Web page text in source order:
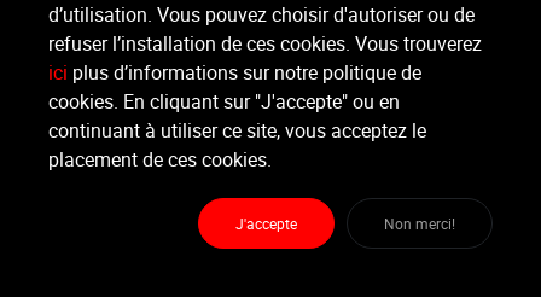
Moniteur
non défini
Lieu : O'smoz
Route de Ciney 14 - 5350 Ohey
Partager
d’utilisation. Vous pouvez choisir d'autoriser ou de
refuser l’installation de ces cookies. Vous trouverez
ici plus d’informations sur notre politique de
cookies. En cliquant sur "J'accepte" ou en
continuant à utiliser ce site, vous acceptez le
placement de ces cookies.
J'accepte Non merci!